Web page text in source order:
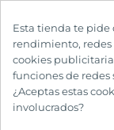
INICIO ORTOPEDIA
Esta tienda te pide
rendimiento, redes
cookies
funciones de redes
¿Aceptas estas
involucrados?